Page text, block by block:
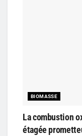
BIOMASSE
La combustion
étagée